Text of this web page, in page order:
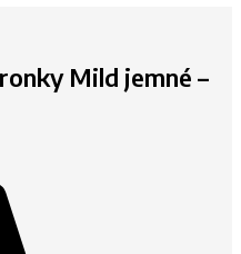
Mild jemné –